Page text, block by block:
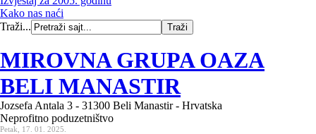
Kako nas naći
Traži...
MIROVNA GRUPA OAZA
BELI MANASTIR
Jozsefa Antala 3 - 31300 Beli Manastir - Hrvatska
Neprofitno poduzetništvo
Petak, 17. 01. 2025.